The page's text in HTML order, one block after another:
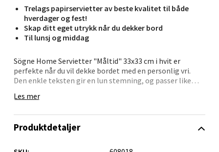
Trelags papirservietter av beste kvalitet til både
hverdager og fest!
Skap ditt eget utrykk når du dekker bord
Til lunsj og middag
Sögne Home Servietter "Måltid" 33x33 cm i hvit er
perfekte når du vil dekke bordet med en personlig vri.
Den enkle teksten gir en lun stemning, og passer like
uka.
kommer i pakke på 20. De er komfortable i bruk, samtidig
brettet på tallerkenen, eller som en del av
Les mer
Produktdetaljer
Thon Senter Orkanger, Orkdalsveien 113, 7300
Orkanger
Åpent i dag 09-20
9 i butikk
Velg
Sandvika - Thon Senter Sandvika